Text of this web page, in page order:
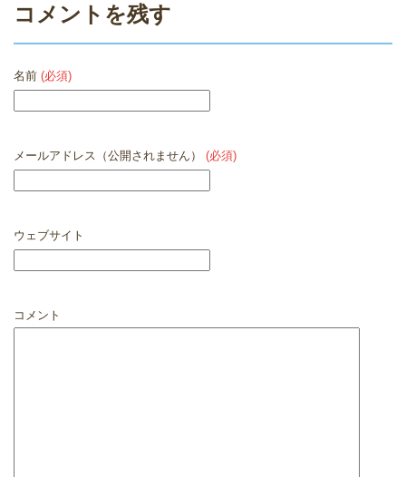
コメントを残す
名前 (必須)
メールアドレス（公開されません） (必須)
ウェブサイト
コメント